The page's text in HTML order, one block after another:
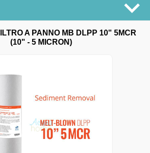
A PANNO MB DLPP 10" 5MCR
(10" - 5 MICRON)